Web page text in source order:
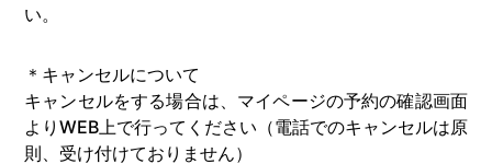
い。
＊キャンセルについて
キャンセルをする場合は、マイページの予約の確認画面
よりWEB上で行ってください（電話でのキャンセルは原
則、受け付けておりません）